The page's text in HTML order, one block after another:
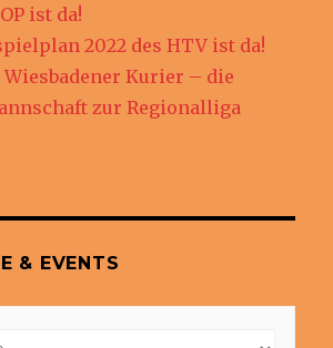
ist da!
2022 des HTV ist da!
Wiesbadener Kurier – die
zur Regionalliga
& EVENTS